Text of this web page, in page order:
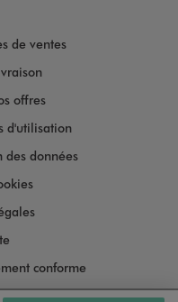
de ventes
offres
d'utilisation
des données
conforme